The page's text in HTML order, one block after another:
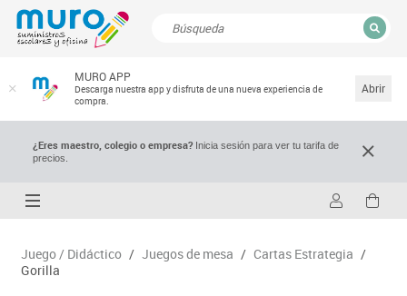
MURO APP
Descarga nuestra app y disfruta de una nueva experiencia de
compra.
Abrir
¿Eres maestro, colegio o empresa?Inicia sesión para ver tu tarifa de
precios.
Juego / Didáctico / Juegos de mesa / Cartas Estrategia /
Gorilla